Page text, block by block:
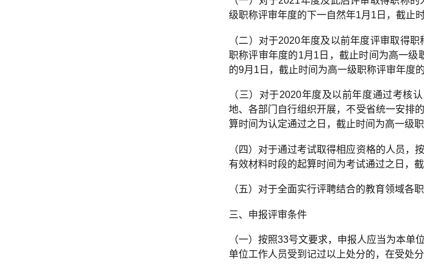
级职称评审年度的下一自然年1月1日，截止
（二）对于2020年度及以前年度评审取得
职称评审年度的1月1日，截止时间为高一
的9月1日，截止时间为高一级职称评审年度
（三）对于2020年度及以前年度通过考核
地、各部门自行组织开展，不受省统一安排
算时间为认定通过之日，截止时间为高一级
（四）对于通过考试取得相应资格的人员，
有效材料时段的起算时间为考试通过之日，
（五）对于全面实行评聘结合的教育领域各
三、申报评审条件
（一）按照33号文要求，申报人应当为本
单位工作人员受到记过以上处分的，在受处